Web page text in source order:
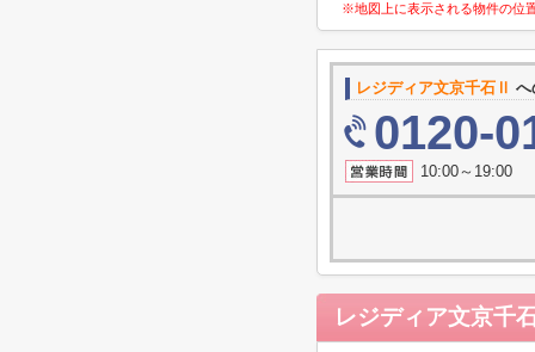
※地図上に表示される物件の位
レジディア文京千石Ⅱ へ
0120-
10:00～19:00
レジディア文京千